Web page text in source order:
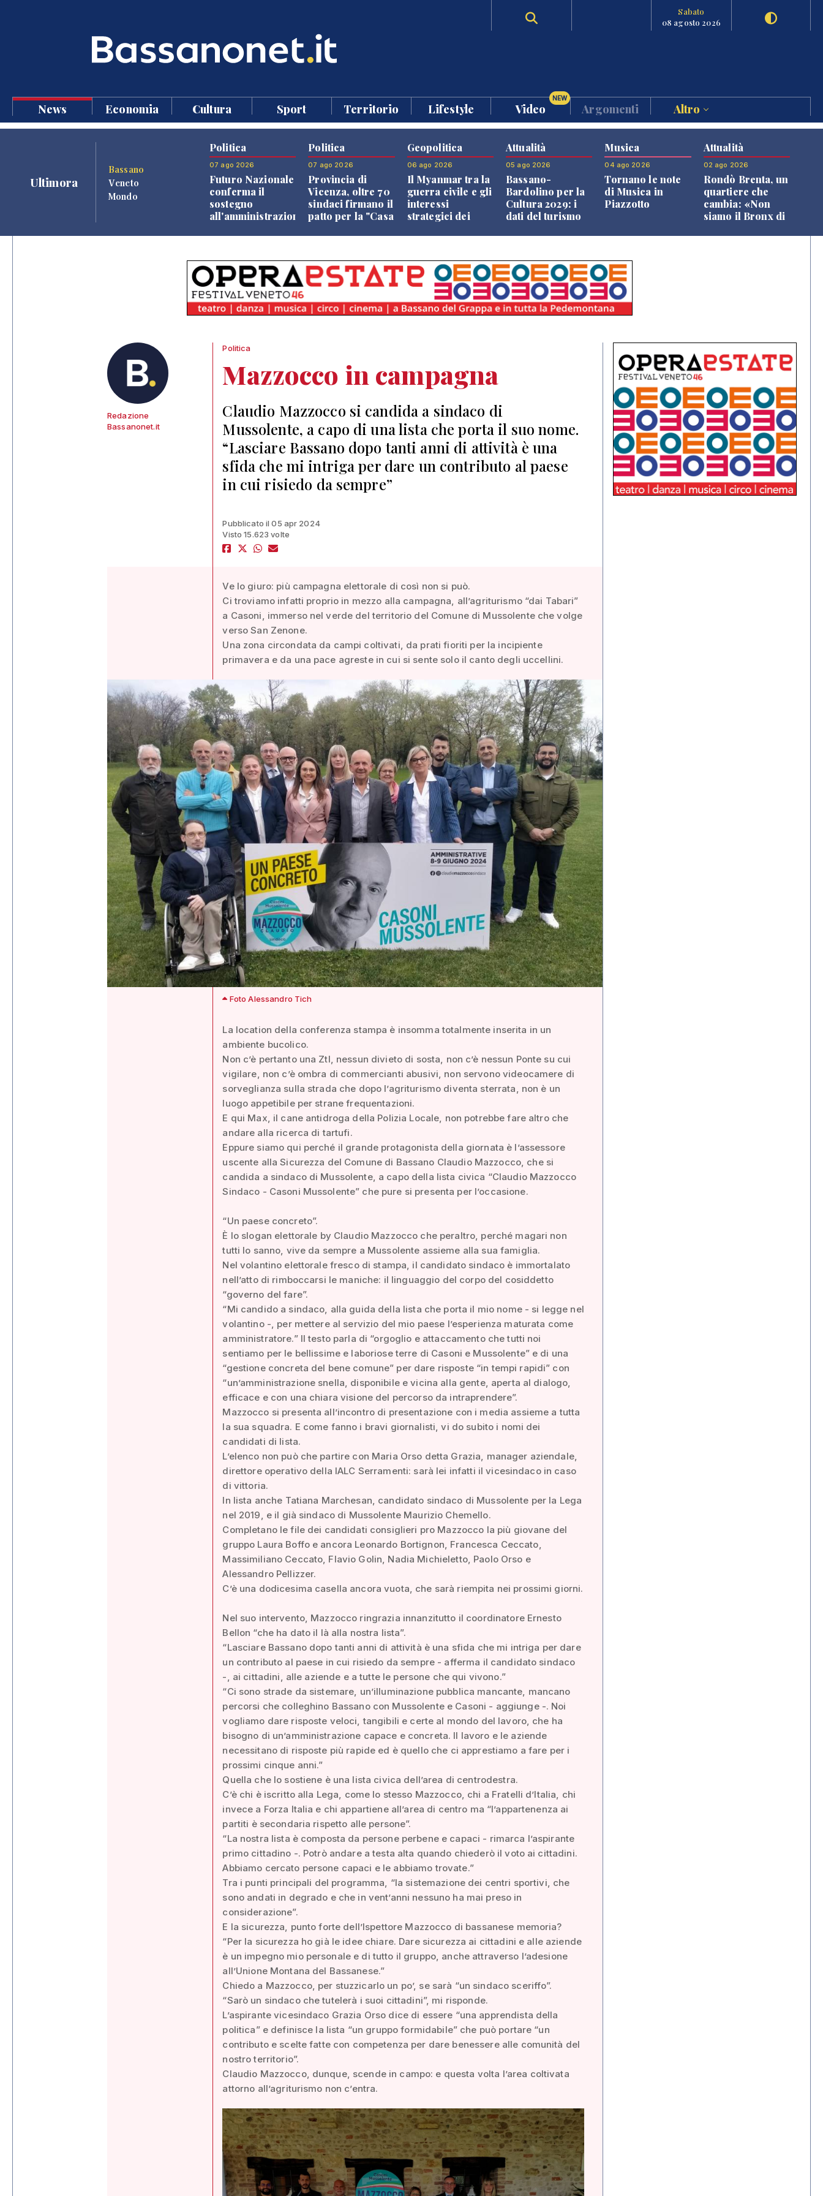
Sabato
08 agosto 2026
News Economia Cultura Sport Territorio Lifestyle Video
NEW
Argomenti Altro
Ultimora
Bassano
Veneto
Mondo
Politica
07 ago 2026
Futuro Nazionale
conferma il
sostegno
all'amministrazione
Politica
07 ago 2026
Provincia di
Vicenza, oltre 70
sindaci firmano il
patto per la "Casa
Geopolitica
06 ago 2026
Il Myanmar tra la
guerra civile e gli
interessi
strategici dei
Attualità
05 ago 2026
Bassano-
Bardolino per la
Cultura 2029: i
dati del turismo
Musica
04 ago 2026
Tornano le note
di Musica in
Piazzotto
Attualità
02 ago 2026
Rondò Brenta, un
quartiere che
cambia: «Non
siamo il Bronx di
Redazione
Bassanonet.it
Politica
Mazzocco in campagna
Claudio Mazzocco si candida a sindaco di
Mussolente, a capo di una lista che porta il suo nome.
“Lasciare Bassano dopo tanti anni di attività è una
sfida che mi intriga per dare un contributo al paese
in cui risiedo da sempre”
Pubblicato il 05 apr 2024
Visto 15.623 volte
Ve lo giuro: più campagna elettorale di così non si può.
Ci troviamo infatti proprio in mezzo alla campagna, all’agriturismo “dai Tabari”
a Casoni, immerso nel verde del territorio del Comune di Mussolente che volge
verso San Zenone.
Una zona circondata da campi coltivati, da prati fioriti per la incipiente
primavera e da una pace agreste in cui si sente solo il canto degli uccellini.
Foto Alessandro Tich
La location della conferenza stampa è insomma totalmente inserita in un
ambiente bucolico.
Non c’è pertanto una Ztl, nessun divieto di sosta, non c’è nessun Ponte su cui
vigilare, non c’è ombra di commercianti abusivi, non servono videocamere di
sorveglianza sulla strada che dopo l’agriturismo diventa sterrata, non è un
luogo appetibile per strane frequentazioni.
E qui Max, il cane antidroga della Polizia Locale, non potrebbe fare altro che
andare alla ricerca di tartufi.
Eppure siamo qui perché il grande protagonista della giornata è l’assessore
uscente alla Sicurezza del Comune di Bassano Claudio Mazzocco, che si
candida a sindaco di Mussolente, a capo della lista civica “Claudio Mazzocco
Sindaco - Casoni Mussolente” che pure si presenta per l’occasione.
“Un paese concreto”.
È lo slogan elettorale by Claudio Mazzocco che peraltro, perché magari non
tutti lo sanno, vive da sempre a Mussolente assieme alla sua famiglia.
Nel volantino elettorale fresco di stampa, il candidato sindaco è immortalato
nell’atto di rimboccarsi le maniche: il linguaggio del corpo del cosiddetto
“governo del fare”.
“Mi candido a sindaco, alla guida della lista che porta il mio nome - si legge nel
volantino -, per mettere al servizio del mio paese l’esperienza maturata come
amministratore.” Il testo parla di “orgoglio e attaccamento che tutti noi
sentiamo per le bellissime e laboriose terre di Casoni e Mussolente” e di una
“gestione concreta del bene comune” per dare risposte “in tempi rapidi” con
“un’amministrazione snella, disponibile e vicina alla gente, aperta al dialogo,
efficace e con una chiara visione del percorso da intraprendere”.
Mazzocco si presenta all’incontro di presentazione con i media assieme a tutta
la sua squadra. E come fanno i bravi giornalisti, vi do subito i nomi dei
candidati di lista.
L’elenco non può che partire con Maria Orso detta Grazia, manager aziendale,
direttore operativo della IALC Serramenti: sarà lei infatti il vicesindaco in caso
di vittoria.
In lista anche Tatiana Marchesan, candidato sindaco di Mussolente per la Lega
nel 2019, e il già sindaco di Mussolente Maurizio Chemello.
Completano le file dei candidati consiglieri pro Mazzocco la più giovane del
gruppo Laura Boffo e ancora Leonardo Bortignon, Francesca Ceccato,
Massimiliano Ceccato, Flavio Golin, Nadia Michieletto, Paolo Orso e
Alessandro Pellizzer.
C’è una dodicesima casella ancora vuota, che sarà riempita nei prossimi giorni.
Nel suo intervento, Mazzocco ringrazia innanzitutto il coordinatore Ernesto
Bellon “che ha dato il là alla nostra lista”.
“Lasciare Bassano dopo tanti anni di attività è una sfida che mi intriga per dare
un contributo al paese in cui risiedo da sempre - afferma il candidato sindaco
-, ai cittadini, alle aziende e a tutte le persone che qui vivono.”
“Ci sono strade da sistemare, un’illuminazione pubblica mancante, mancano
percorsi che colleghino Bassano con Mussolente e Casoni - aggiunge -. Noi
vogliamo dare risposte veloci, tangibili e certe al mondo del lavoro, che ha
bisogno di un’amministrazione capace e concreta. Il lavoro e le aziende
necessitano di risposte più rapide ed è quello che ci apprestiamo a fare per i
prossimi cinque anni.”
Quella che lo sostiene è una lista civica dell’area di centrodestra.
C’è chi è iscritto alla Lega, come lo stesso Mazzocco, chi a Fratelli d’Italia, chi
invece a Forza Italia e chi appartiene all’area di centro ma “l’appartenenza ai
partiti è secondaria rispetto alle persone”.
“La nostra lista è composta da persone perbene e capaci - rimarca l’aspirante
primo cittadino -. Potrò andare a testa alta quando chiederò il voto ai cittadini.
Abbiamo cercato persone capaci e le abbiamo trovate.”
Tra i punti principali del programma, “la sistemazione dei centri sportivi, che
sono andati in degrado e che in vent’anni nessuno ha mai preso in
considerazione”.
E la sicurezza, punto forte dell’Ispettore Mazzocco di bassanese memoria?
“Per la sicurezza ho già le idee chiare. Dare sicurezza ai cittadini e alle aziende
è un impegno mio personale e di tutto il gruppo, anche attraverso l’adesione
all’Unione Montana del Bassanese.”
Chiedo a Mazzocco, per stuzzicarlo un po’, se sarà “un sindaco sceriffo”.
“Sarò un sindaco che tutelerà i suoi cittadini”, mi risponde.
L’aspirante vicesindaco Grazia Orso dice di essere “una apprendista della
politica” e definisce la lista “un gruppo formidabile” che può portare “un
contributo e scelte fatte con competenza per dare benessere alle comunità del
nostro territorio”.
Claudio Mazzocco, dunque, scende in campo: e questa volta l’area coltivata
attorno all’agriturismo non c’entra.